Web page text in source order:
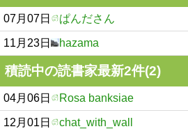
07月07日 ぱんださん
11月23日 hazama
積読中の読書家最新2件(2)
04月06日 Rosa banksiae
12月01日 chat_with_wall